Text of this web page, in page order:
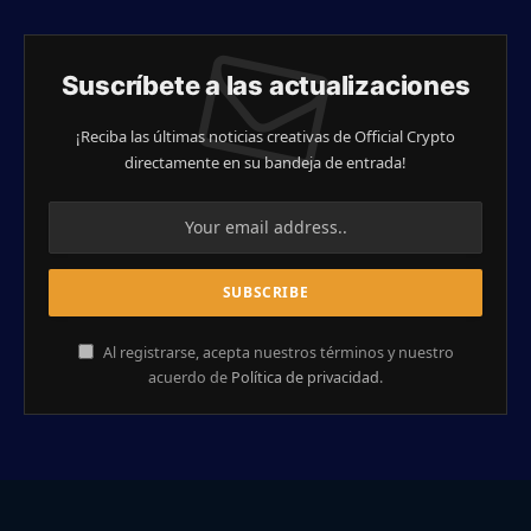
Suscríbete a las actualizaciones
¡Reciba las últimas noticias creativas de Official Crypto
directamente en su bandeja de entrada!
Al registrarse, acepta nuestros términos y nuestro
acuerdo de Política de privacidad.